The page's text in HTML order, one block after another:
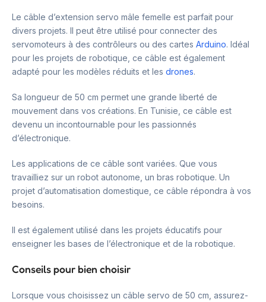
Le câble d’extension servo mâle femelle est parfait pour
divers projets. Il peut être utilisé pour connecter des
servomoteurs à des contrôleurs ou des cartes Arduino. Idéal
pour les projets de robotique, ce câble est également
adapté pour les modèles réduits et les drones.
Sa longueur de 50 cm permet une grande liberté de
mouvement dans vos créations. En Tunisie, ce câble est
devenu un incontournable pour les passionnés
d’électronique.
Les applications de ce câble sont variées. Que vous
travailliez sur un robot autonome, un bras robotique. Un
projet d’automatisation domestique, ce câble répondra à vos
besoins.
Il est également utilisé dans les projets éducatifs pour
enseigner les bases de l’électronique et de la robotique.
Conseils pour bien choisir
Lorsque vous choisissez un câble servo de 50 cm, assurez-